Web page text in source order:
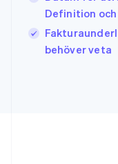
Definition
behöver veta
Kroatien
English Italiano
Lettland
English